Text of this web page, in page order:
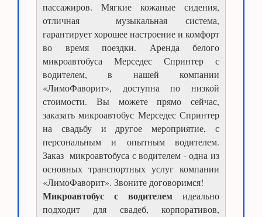
пассажиров. Мягкие кожаные сидения,
отличная музыкальная система,
гарантирует хорошее настроение и комфорт
во время поездки. Аренда белого
микроавтобуса Мерседес Спринтер с
водителем, в нашей компании
«ЛимоФаворит», доступна по низкой
стоимости. Вы можете прямо сейчас,
заказать микроавтобус Мерседес Спринтер
на свадьбу и другое мероприятие, с
персональным и опытным водителем.
Заказ микроавтобуса с водителем - одна из
основных транспортных услуг компании
«ЛимоФаворит». Звоните договоримся!
Микроавтобус с водителем идеально
подходит для свадеб, корпоративов,